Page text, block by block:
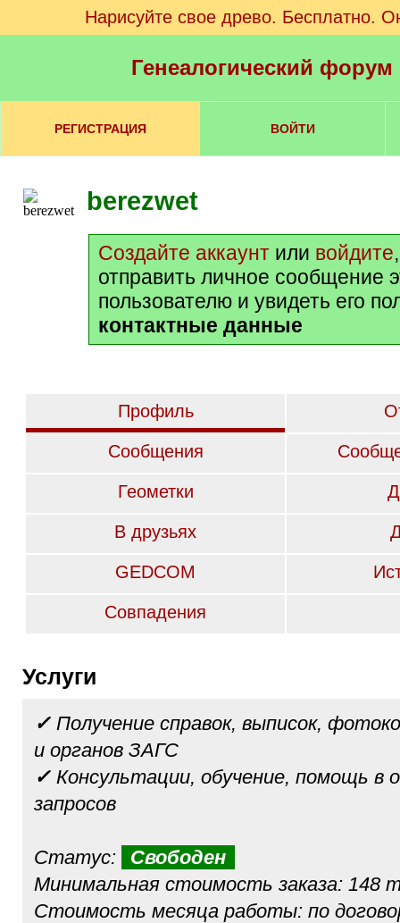
Нарисуйте свое древо. Бесплатно.
Генеалогический
РЕГИСТРАЦИЯ ВОЙТИ
berezwet
Создайте аккаунт или войдите
отправить личное сообщение
пользователю и увидеть его
контактные данные
Профиль
Сообщения
Геометки
В друзьях
GEDCOM
Совпадения
Услуги
✓ Получение справок, выписок,
и органов ЗАГС
✓ Консультации, обучение, помощь в
запросов
Статус:
Свободен
Минимальная стоимость заказа: 148
Стоимость месяца работы: по